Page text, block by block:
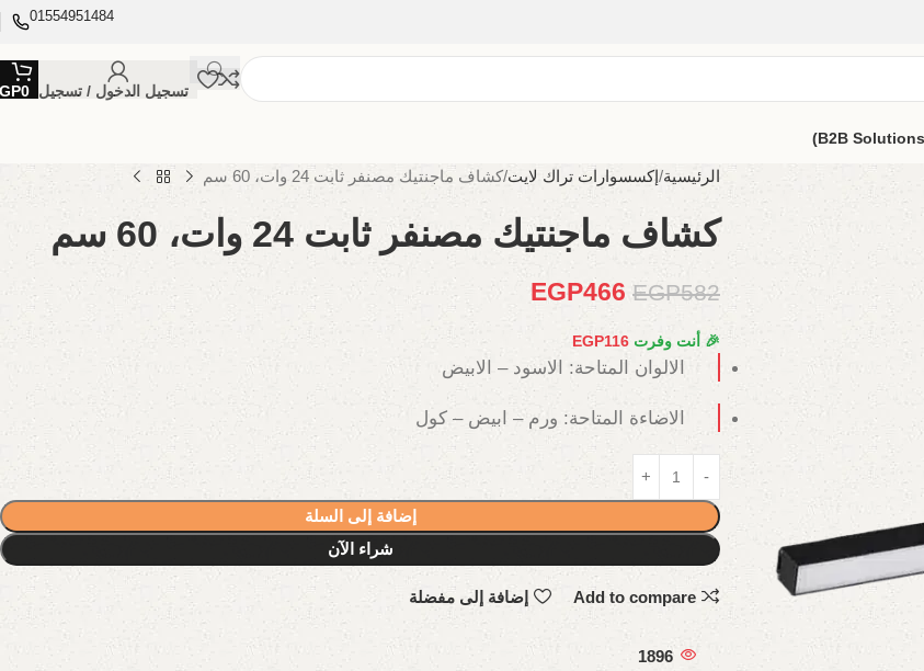
01554951484
تسجيل الدخول / تسجيل 0
الرئيسية إكسسوارات تراك لايت كشاف ماجنتيك مصنفر ثابت 24 وات، 60 سم
كشاف ماجنتيك مصنفر ثابت 24 وات، 60 سم
EGP582
EGP466
🎉 أنت وفرت EGP116
الالوان المتاحة: الاسود – الابيض
الاضاءة المتاحة: ورم – ابيض – كول
إضافة إلى السلة
شراء الآن
Add to compare إضافة إلى مفضلة
1896